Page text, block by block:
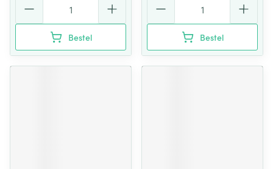
Bestel Bestel